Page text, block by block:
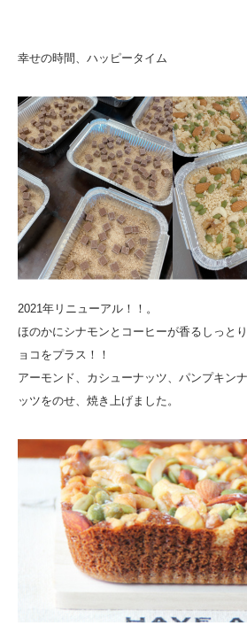
幸せの時間、ハッピータイム
2021年リニューアル！！。
ほのかにシナモンとコーヒーが香るしっと
ョコをプラス！！
アーモンド、カシューナッツ、パンプキン
ッツをのせ、焼き上げました。